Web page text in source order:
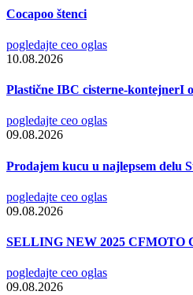
Cocapoo štenci
pogledajte ceo oglas
10.08.2026
Plastične IBC cisterne-kontejnerI
pogledajte ceo oglas
09.08.2026
Prodajem kucu u najlepsem delu
pogledajte ceo oglas
09.08.2026
SELLING NEW 2025 CFMOTO
pogledajte ceo oglas
09.08.2026